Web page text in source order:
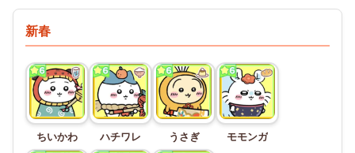
新春
ちいかわ ハチワレ うさぎ モモンガ